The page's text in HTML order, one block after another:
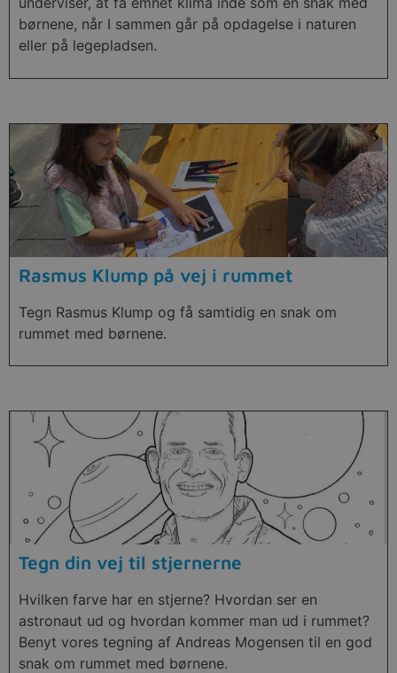
børnene, når I sammen går på opdagelse i naturen
eller på legepladsen.
Rasmus Klump på vej i rummet
Tegn Rasmus Klump og få samtidig en snak om
rummet med børnene.
Tegn din vej til stjernerne
Hvilken farve har en stjerne? Hvordan ser en
astronaut ud og hvordan kommer man ud i rummet?
Benyt vores tegning af Andreas Mogensen til en god
snak om rummet med børnene.